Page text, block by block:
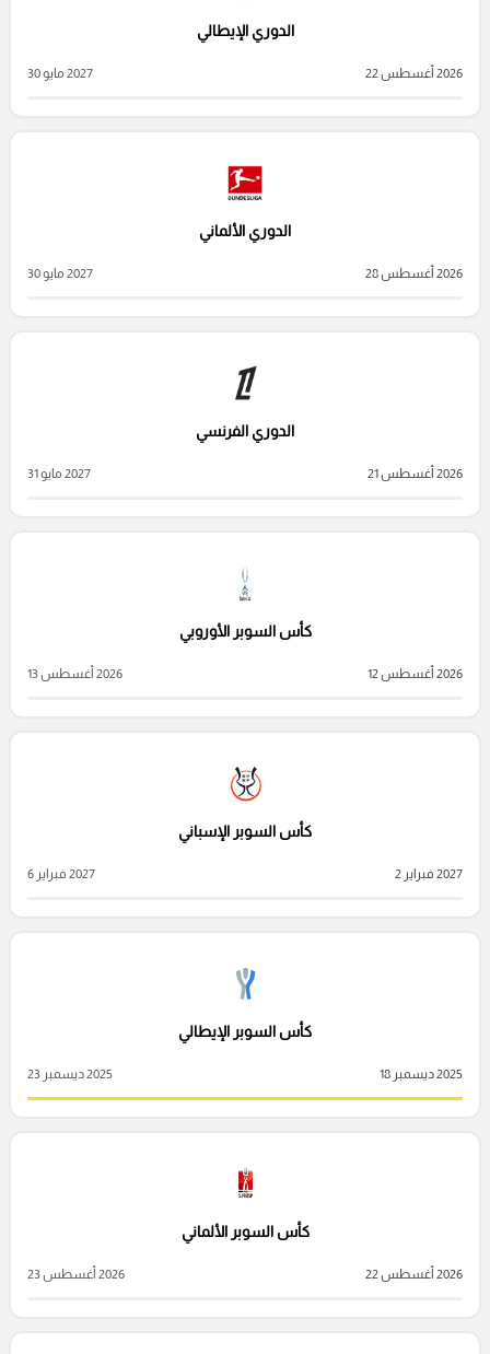
الدوري الإيطالي
2026 أغسطس 22 2027 مايو 30
الدوري الألماني
2026 أغسطس 28 2027 مايو 30
الدوري الفرنسي
2026 أغسطس 21 2027 مايو 31
كأس السوبر الأوروبي
2026 أغسطس 12 2026 أغسطس 13
كأس السوبر الإسباني
2027 فبراير 2 2027 فبراير 6
كأس السوبر الإيطالي
2025 ديسمبر 18 2025 ديسمبر 23
كأس السوبر الألماني
2026 أغسطس 22 2026 أغسطس 23